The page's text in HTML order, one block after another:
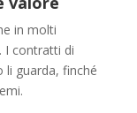
in molti
I contratti di
li guarda, finché